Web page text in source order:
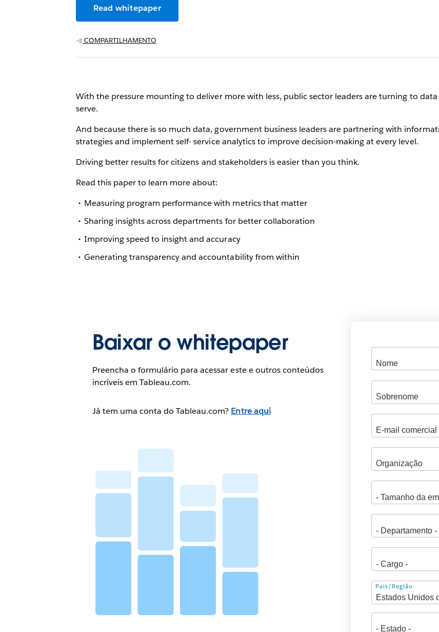
Read whitepaper
COMPARTILHAMENTO
With the pressure mounting to deliver more with less, public sector leaders are turning to
serve.
And because there is so much data, government business leaders are partnering with
strategies and implement self- service analytics to improve decision-making at every level.
Driving better results for citizens and stakeholders is easier than you think.
Read this paper to learn more about:
Measuring program performance with metrics that matter
Sharing insights across departments for better collaboration
Improving speed to insight and accuracy
Generating transparency and accountability from within
Baixar o whitepaper
Preencha o formulário para acessar este e outros conteúdos
incríveis em Tableau.com.
Já tem uma conta do Tableau.com? Entre aqui
Endereço
País/Região